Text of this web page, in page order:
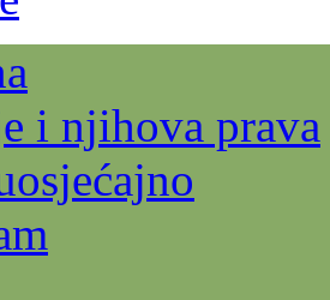
i njihova prava